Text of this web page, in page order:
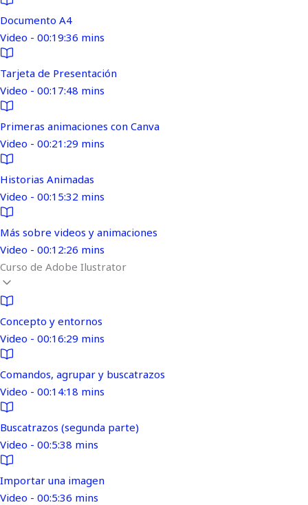
Documento A4
Video - 00:19:36 mins
Tarjeta de Presentación
Video - 00:17:48 mins
Primeras animaciones con Canva
Video - 00:21:29 mins
Historias Animadas
Video - 00:15:32 mins
Más sobre videos y animaciones
Video - 00:12:26 mins
Curso de Adobe Ilustrator
Concepto y entornos
Video - 00:16:29 mins
Comandos, agrupar y buscatrazos
Video - 00:14:18 mins
Buscatrazos (segunda parte)
Video - 00:5:38 mins
Importar una imagen
Video - 00:5:36 mins